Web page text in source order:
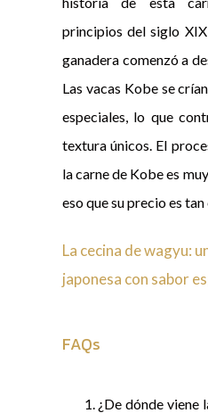
principios del siglo
ganadera comenzó a
Las vacas Kobe se
especiales, lo que
textura únicos. El
la carne de Kobe es
eso que su precio es
La cecina de wagyu:
japonesa con sabor
FAQs
¿De dónde viene